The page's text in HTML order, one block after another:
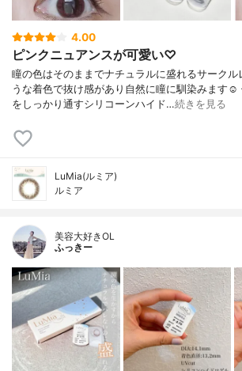
4.00
ピンクニュアンスが可愛い♡
瞳の色はそのままでナチュラルに盛れるサークル
うな着色で抜け感があり自然に瞳に馴染みます☺️
をしっかり通すシリコーンハイド…続きを見る
LuMia(ルミア)
ルミア
美容大好きOL
ふっきー